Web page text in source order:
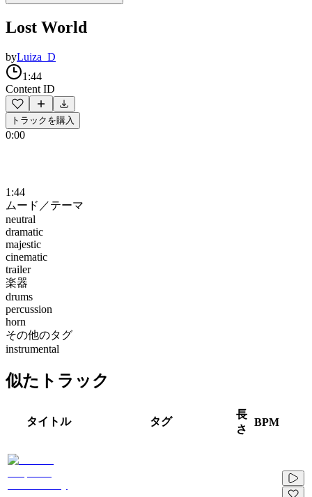
Lost World
byLuiza_D
1:44
Content ID
トラックを購入
0:00
1:44
ムード／テーマ
neutral
dramatic
majestic
cinematic
trailer
楽器
drums
percussion
horn
その他のタグ
instrumental
似たトラック
タイトル タグ
長
さ
BPM